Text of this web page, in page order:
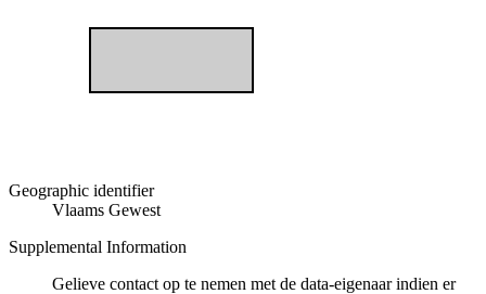
Geographic identifier
Vlaams Gewest
Supplemental Information
Gelieve contact op te nemen met de data-eigenaar indien er